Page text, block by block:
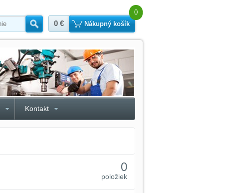
Hľadať
0 €
0
Nákupný košík
Kontakt
0
položiek